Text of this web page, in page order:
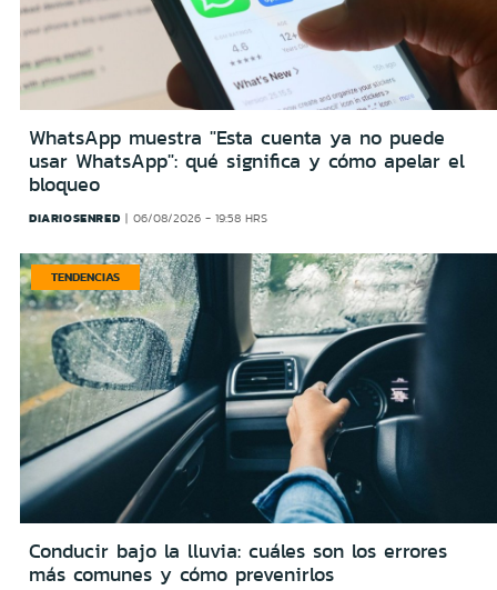
WhatsApp muestra "Esta cuenta ya no puede
usar WhatsApp": qué significa y cómo apelar el
bloqueo
DIARIOSENRED 06/08/2026 - 19:58 HRS
TENDENCIAS
Conducir bajo la lluvia: cuáles son los errores
más comunes y cómo prevenirlos